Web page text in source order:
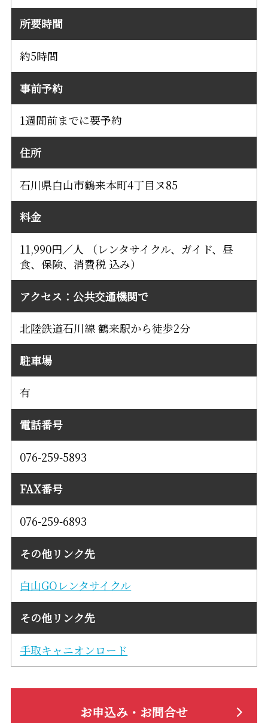
所要時間
約5時間
事前予約
1週間前までに要予約
住所
石川県白山市鶴来本町4丁目ヌ85
料金
11,990円／人 （レンタサイクル、ガイド、昼
食、保険、消費税 込み）
アクセス：公共交通機関で
北陸鉄道石川線 鶴来駅から徒歩2分
駐車場
有
電話番号
076-259-5893
FAX番号
076-259-6893
その他リンク先
白山GOレンタサイクル
その他リンク先
手取キャニオンロード
お申込み・お問合せ